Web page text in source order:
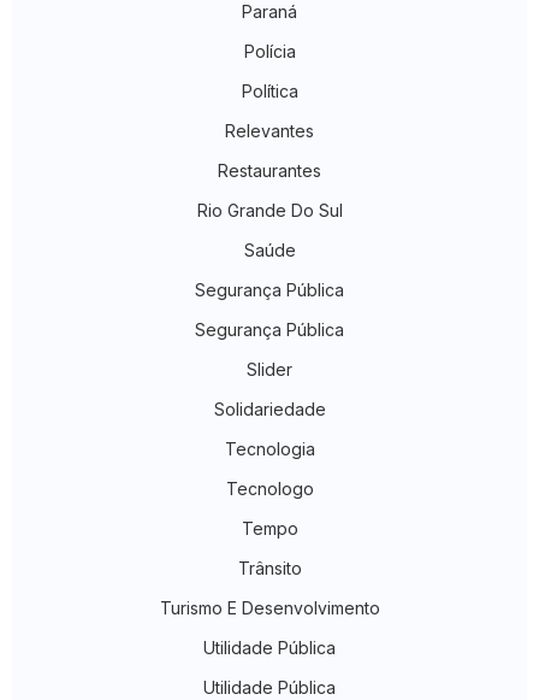
Paraná
Polícia
Política
Relevantes
Restaurantes
Rio Grande Do Sul
Saúde
Segurança Pública
Segurança Pública
Slider
Solidariedade
Tecnologia
Tecnologo
Tempo
Trânsito
Turismo E Desenvolvimento
Utilidade Pública
Utilidade Pública